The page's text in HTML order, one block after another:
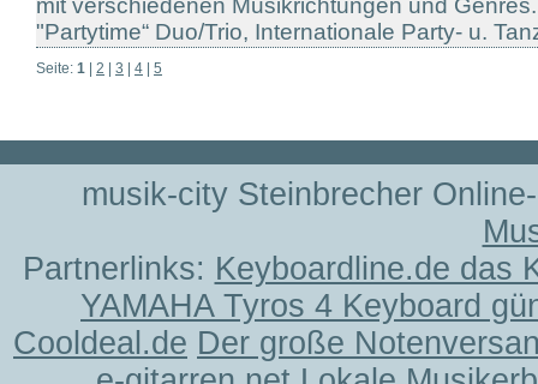
mit verschiedenen Musikrichtungen und
"Partytime“ Duo/Trio, Internationale Party- u.
Seite: 1 2 3 4 5
musik-city Steinbrecher
Partnerlinks: Keyboardline.de das
YAMAHA Tyros 4 Keyboard
Cooldeal.de Der große